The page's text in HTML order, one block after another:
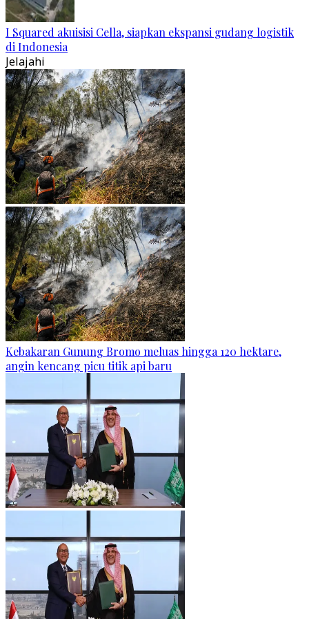
I Squared akuisisi Cella, siapkan ekspansi gudang logistik
di Indonesia
Jelajahi
Kebakaran Gunung Bromo meluas hingga 120 hektare,
angin kencang picu titik api baru